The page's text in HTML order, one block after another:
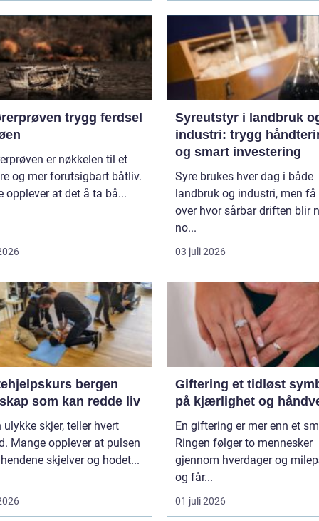
trygg ferdsel
er nøkkelen til et
og mer forutsigbart båtliv.
opplever at det å ta bå...
Syreutstyr i landbruk
industri: trygg
og smart investering
Syre brukes hver dag i både
landbruk og industri, men få
over hvor sårbar driften blir
no...
03 juli 2026
bergen
som kan redde liv
ulykke skjer, teller hvert
Mange opplever at pulsen
skjelver og hodet...
Giftering et tidløst symbol
på kjærlighet og
En giftering er mer enn et
Ringen følger to mennesker
gjennom hverdager og
og får...
01 juli 2026